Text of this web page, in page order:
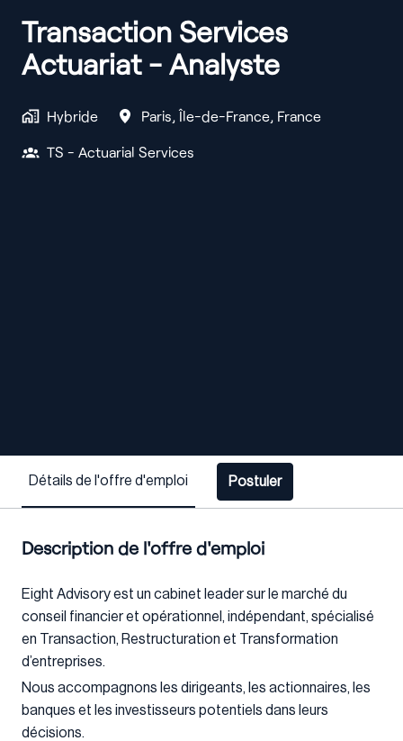
Transaction Services
Actuariat - Analyste
Hybride Paris, Île-de-France, France
TS - Actuarial Services
Détails de l'offre d'emploi Postuler
Description de l'offre d'emploi
Eight Advisory est un cabinet leader sur le marché du
conseil financier et opérationnel, indépendant, spécialisé
en Transaction, Restructuration et Transformation
d’entreprises.
Nous accompagnons les dirigeants, les actionnaires, les
banques et les investisseurs potentiels dans leurs
décisions.